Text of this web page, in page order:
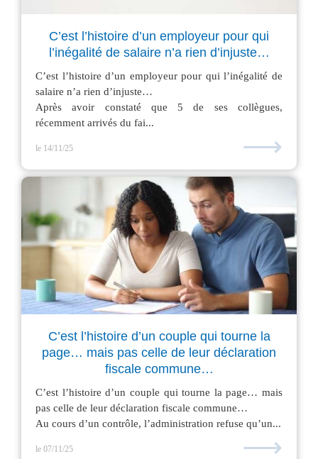
C’est l’histoire d’un employeur pour qui
l’inégalité de salaire n’a rien d’injuste…
C’est l’histoire d’un employeur pour qui l’inégalité de
salaire n’a rien d’injuste…
Après avoir constaté que 5 de ses collègues,
récemment arrivés du fai...
le 14/11/25 ⟶
C’est l’histoire d’un couple qui tourne la
page… mais pas celle de leur déclaration
fiscale commune…
C’est l’histoire d’un couple qui tourne la page… mais
pas celle de leur déclaration fiscale commune…
Au cours d’un contrôle, l’administration refuse qu’un...
le 07/11/25 ⟶